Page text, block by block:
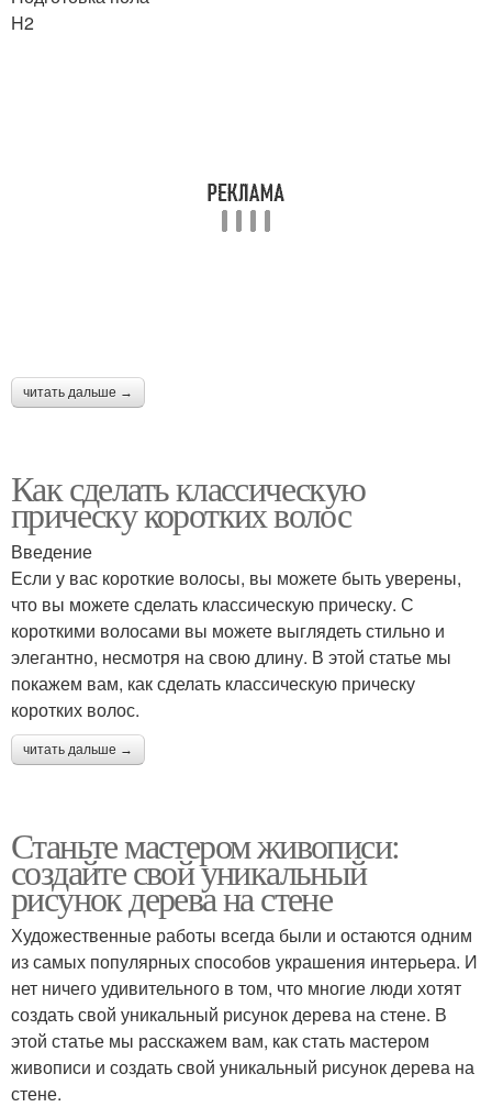
H2
читать дальше →
Как сделать классическую
прическу коротких волос
Введение
Если у вас короткие волосы, вы можете быть уверены,
что вы можете сделать классическую прическу. С
короткими волосами вы можете выглядеть стильно и
элегантно, несмотря на свою длину. В этой статье мы
покажем вам, как сделать классическую прическу
коротких волос.
читать дальше →
Станьте мастером живописи:
создайте свой уникальный
рисунок дерева на стене
Художественные работы всегда были и остаются одним
из самых популярных способов украшения интерьера. И
нет ничего удивительного в том, что многие люди хотят
создать свой уникальный рисунок дерева на стене. В
этой статье мы расскажем вам, как стать мастером
живописи и создать свой уникальный рисунок дерева на
стене.